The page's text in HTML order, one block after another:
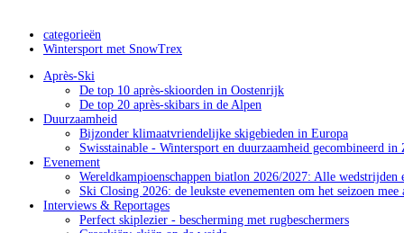
categorieën
Wintersport met SnowTrex
Après-Ski
De top 10 après-skioorden in Oostenrijk
De top 20 après-skibars in de Alpen
Duurzaamheid
Bijzonder klimaatvriendelijke skigebieden in Europa
Swisstainable - Wintersport en duurzaamheid gecombineerd in
Evenement
Wereldkampioenschappen biatlon 2026/2027: Alle wedstrijden
Ski Closing 2026: de leukste evenementen om het seizoen mee
Interviews & Reportages
Perfect skiplezier - bescherming met rugbeschermers